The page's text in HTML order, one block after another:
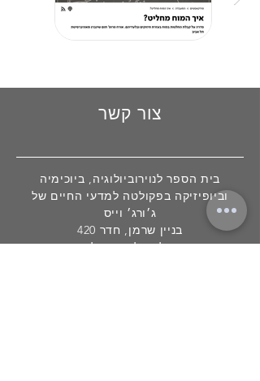
צור קשר
בית הספר לנוירוביולוגיה, ביוכימיה
וביופיזיקה בפקולטה למדעי החיים של
ג׳ורג׳ וייס
בניין שרמן, חדר 420
המחלקה לנוירוביולוגיה